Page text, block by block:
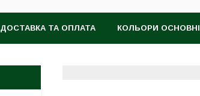
ДОСТАВКА ТА ОПЛАТА КОЛЬОРИ ОСНОВНІ